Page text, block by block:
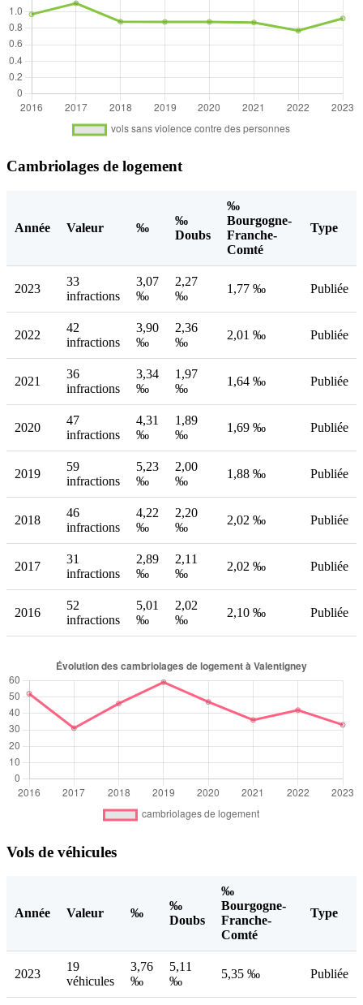
Cambriolages de logement
Année Valeur ‰
‰
Doubs
‰
Bourgogne-
Franche-
Comté
Type
2023
33
infractions
3,07
‰
2,27
‰
1,77 ‰ Publiée
2022
42
infractions
3,90
‰
2,36
‰
2,01 ‰ Publiée
2021
36
infractions
3,34
‰
1,97
‰
1,64 ‰ Publiée
2020
47
infractions
4,31
‰
1,89
‰
1,69 ‰ Publiée
2019
59
infractions
5,23
‰
2,00
‰
1,88 ‰ Publiée
2018
46
infractions
4,22
‰
2,20
‰
2,02 ‰ Publiée
2017
31
infractions
2,89
‰
2,11
‰
2,02 ‰ Publiée
2016
52
infractions
5,01
‰
2,02
‰
2,10 ‰ Publiée
Vols de véhicules
Année Valeur ‰
‰
Doubs
‰
Bourgogne-
Franche-
Comté
Type
2023
19
véhicules
3,76
‰
5,11
‰
5,35 ‰ Publiée